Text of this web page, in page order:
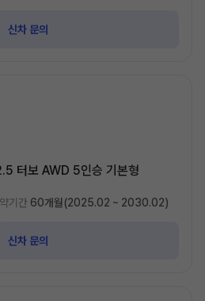
신차 문의
터보 AWD 5인승 기본형
기간 60개월(2025.02 ~ 2030.02)
신차 문의